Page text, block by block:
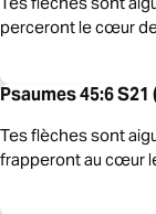
perceront le cœur
Psaumes 45:6
Tes flèches sont
frapperont au cœur